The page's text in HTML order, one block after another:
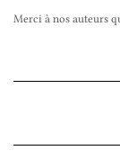
Merci à nos auteurs